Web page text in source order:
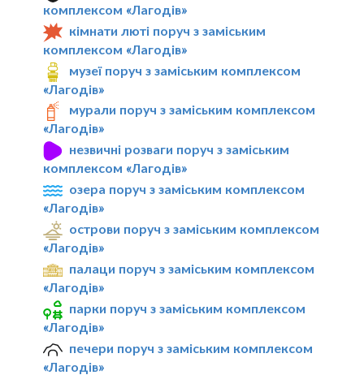
комплексом «Лагодів»
кімнати люті поруч з заміським
комплексом «Лагодів»
музеї поруч з заміським комплексом
«Лагодів»
мурали поруч з заміським комплексом
«Лагодів»
незвичні розваги поруч з заміським
комплексом «Лагодів»
озера поруч з заміським комплексом
«Лагодів»
острови поруч з заміським комплексом
«Лагодів»
палаци поруч з заміським комплексом
«Лагодів»
парки поруч з заміським комплексом
«Лагодів»
печери поруч з заміським комплексом
«Лагодів»